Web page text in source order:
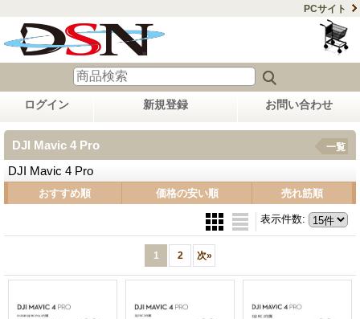
PCサイト
ログイン 新規登録 お問い合わせ
DJI Mavic 4 Pro
DJI Mavic 4 Pro
一覧
おすすめ順 価格の安い順 売れ筋順
表示件数:
1 2 次»